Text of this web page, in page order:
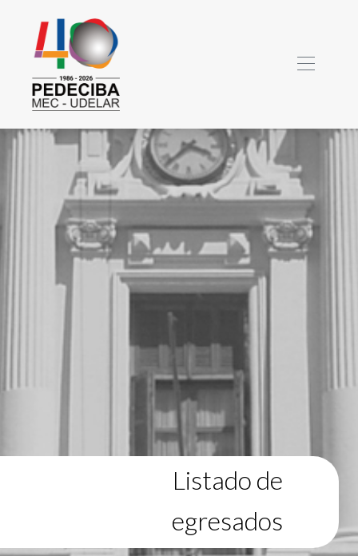
Listado de
egresados